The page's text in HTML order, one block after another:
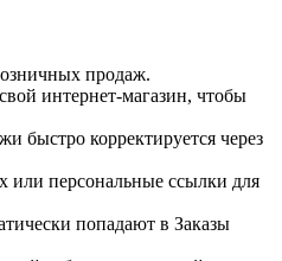
продаж.
интернет-магазин, чтобы
быстро корректируется через
или персональные ссылки для
попадают в Заказы